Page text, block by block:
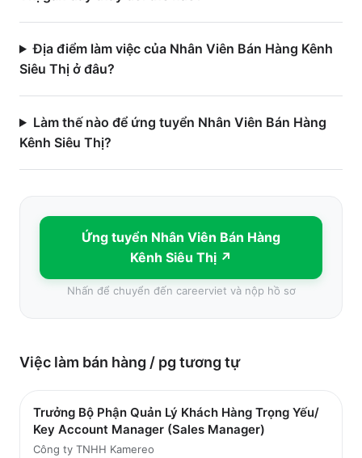
Địa điểm làm việc của Nhân Viên Bán Hàng Kênh
Siêu Thị ở đâu?
Làm thế nào để ứng tuyển Nhân Viên Bán Hàng
Kênh Siêu Thị?
Ứng tuyển Nhân Viên Bán Hàng
Kênh Siêu Thị ↗
Nhấn để chuyển đến careerviet và nộp hồ sơ
Việc làm bán hàng / pg tương tự
Trưởng Bộ Phận Quản Lý Khách Hàng Trọng Yếu/
Key Account Manager (Sales Manager)
Công ty TNHH Kamereo